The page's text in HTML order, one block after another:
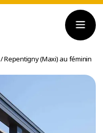
/Repentigny (Maxi) au féminin